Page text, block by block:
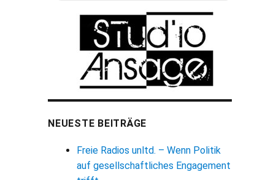
NEUESTE BEITRÄGE
Freie Radios unltd. – Wenn Politik
auf gesellschaftliches Engagement